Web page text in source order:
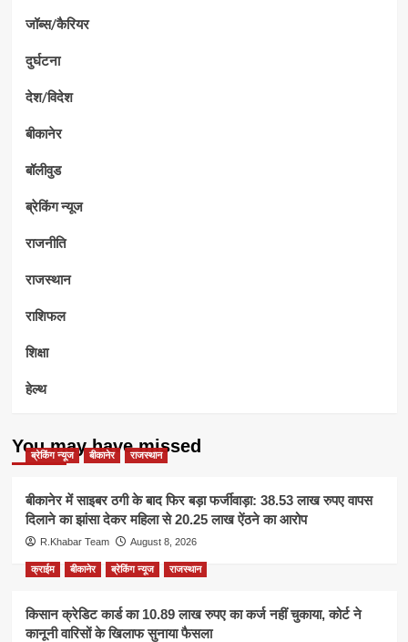
जॉब्स/कैरियर
दुर्घटना
देश/विदेश
बीकानेर
बॉलीवुड
ब्रेकिंग न्यूज
राजनीति
राजस्थान
राशिफल
शिक्षा
हेल्थ
You may have missed
ब्रेकिंग न्यूज बीकानेर राजस्थान
बीकानेर में साइबर ठगी के बाद फिर बड़ा फर्जीवाड़ा: 38.53 लाख रुपए वापस
दिलाने का झांसा देकर महिला से 20.25 लाख ऐंठने का आरोप
R.Khabar Team August 8, 2026
क्राईम बीकानेर ब्रेकिंग न्यूज राजस्थान
किसान क्रेडिट कार्ड का 10.89 लाख रुपए का कर्ज नहीं चुकाया, कोर्ट ने
कानूनी वारिसों के खिलाफ सुनाया फैसला